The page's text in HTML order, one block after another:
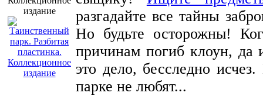
разгадайте все тайны
Но будьте осторожны!
причинам погиб клоун, да
это дело, бесследно
парке не любят...